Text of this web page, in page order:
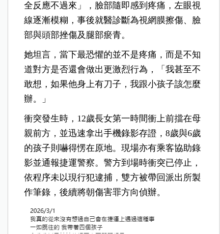
全反應不過來」，臉部隨即感到疼痛，左眼視
線逐漸模糊，事後就醫診斷為視網膜擦傷、臉
部與頭部挫傷及腿部瘀青。
她坦言，當下最恐懼的並不是疼痛，而是不知
道對方是否還會做出更激烈行為，「我甚至不
敢想，如果他身上有刀子，我跟小孩子該怎麼
辦。」
衝突發生時，12歲長女第一時間衝上前擋在母
親前方，並迅速拿出手機錄影存證，8歲與6歲
的孩子則嚇得愣在原地。現場亦有乘客協助錄
影並通報捷運警察。警方到場時衝突已停止，
依程序未以現行犯逮捕，雙方被帶回派出所製
作筆錄，後續將朝傷害罪方向偵辦。